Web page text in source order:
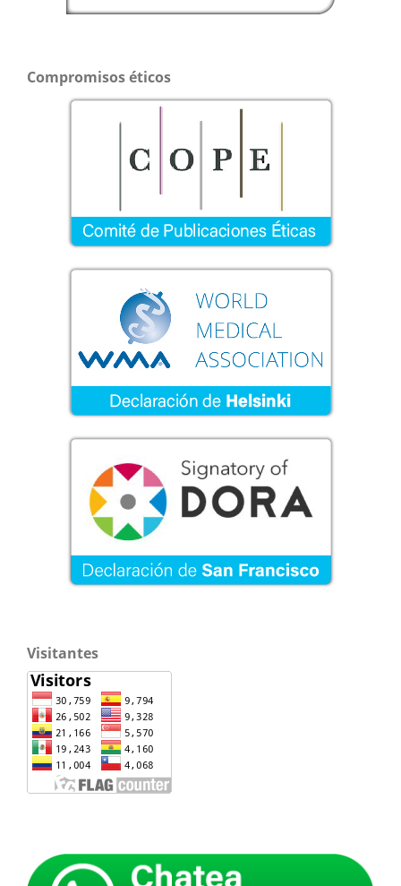
Compromisos éticos
Visitantes